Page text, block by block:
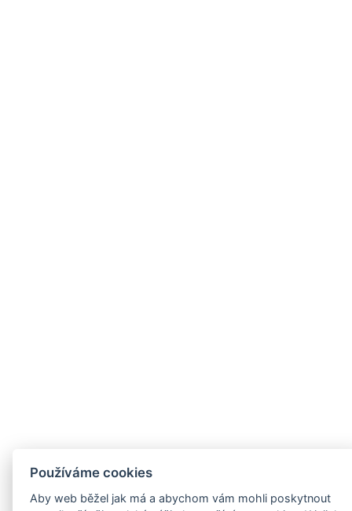
Používáme cookies
Aby web běžel jak má a abychom vám mohli poskytnout